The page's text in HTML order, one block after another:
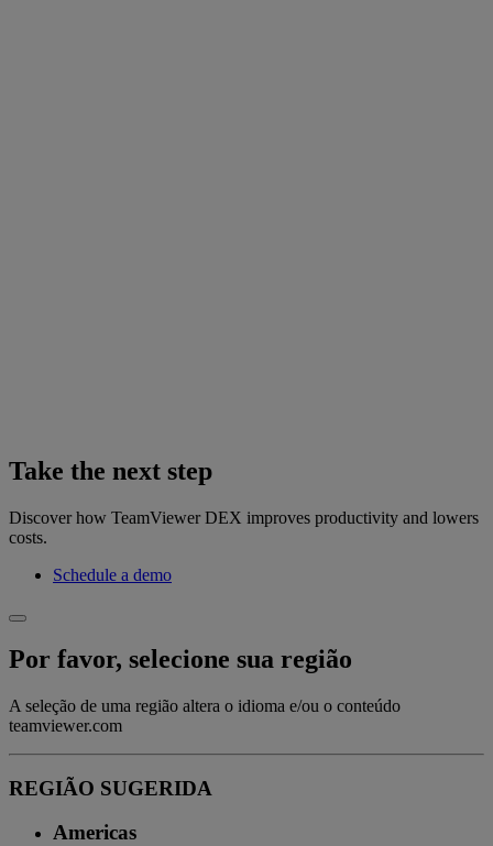
Take the next step
Discover how TeamViewer DEX improves productivity and lowers
costs.
Schedule a demo
Por favor, selecione sua região
A seleção de uma região altera o idioma e/ou o conteúdo
teamviewer.com
REGIÃO SUGERIDA
Americas